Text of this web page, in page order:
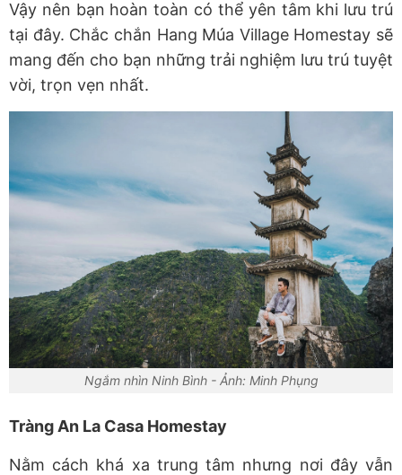
Vậy nên bạn hoàn toàn có thể yên tâm khi lưu trú
tại đây. Chắc chắn Hang Múa Village Homestay sẽ
mang đến cho bạn những trải nghiệm lưu trú tuyệt
vời, trọn vẹn nhất.
Ngắm nhìn Ninh Bình - Ảnh: Minh Phụng
Tràng An La Casa Homestay
Nằm cách khá xa trung tâm nhưng nơi đây vẫn